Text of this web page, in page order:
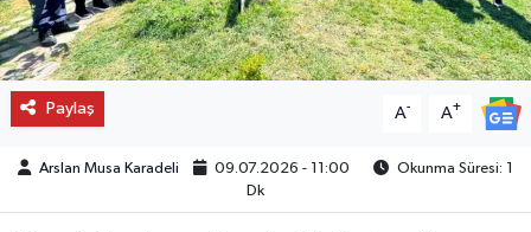
Paylaş A- A+
Arslan Musa Karadeli 09.07.2026 - 11:00
Okunma Süresi: 1
Dk